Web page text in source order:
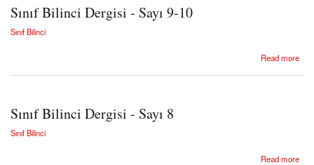
Sınıf Bilinci Dergisi - Sayı 9-10
Sınıf Bilinci
Read more
Sınıf Bilinci Dergisi - Sayı 8
Sınıf Bilinci
Read more